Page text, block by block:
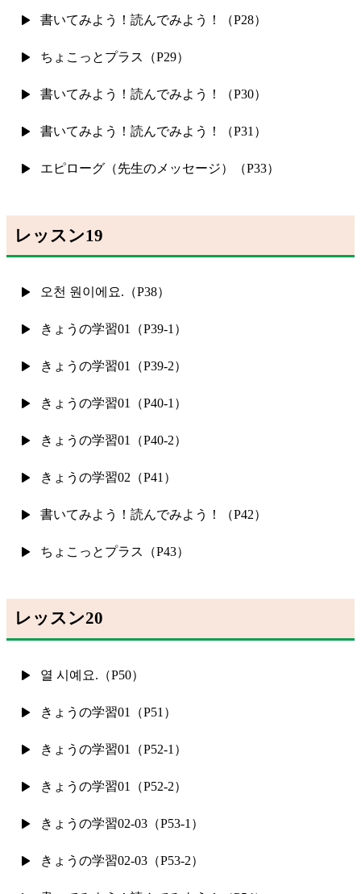
書いてみよう！読んでみよう！（P28）
ちょこっとプラス（P29）
書いてみよう！読んでみよう！（P30）
書いてみよう！読んでみよう！（P31）
エピローグ（先生のメッセージ）（P33）
レッスン19
오천 원이에요.（P38）
きょうの学習01（P39-1）
きょうの学習01（P39-2）
きょうの学習01（P40-1）
きょうの学習01（P40-2）
きょうの学習02（P41）
書いてみよう！読んでみよう！（P42）
ちょこっとプラス（P43）
レッスン20
열 시예요.（P50）
きょうの学習01（P51）
きょうの学習01（P52-1）
きょうの学習01（P52-2）
きょうの学習02-03（P53-1）
きょうの学習02-03（P53-2）